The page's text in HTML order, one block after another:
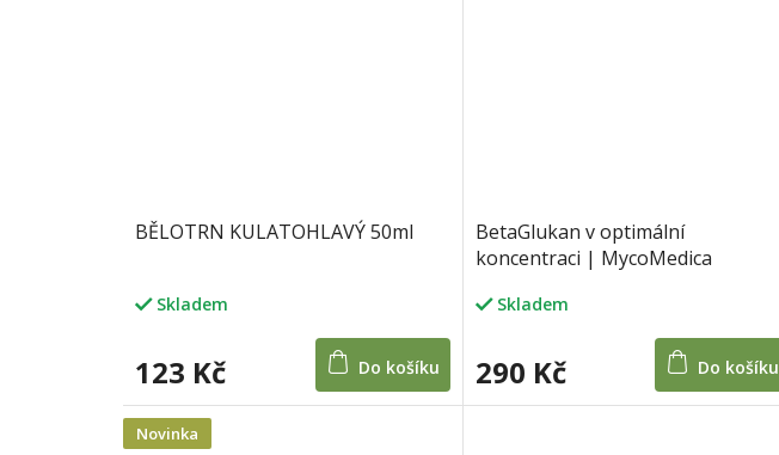
BĚLOTRN KULATOHLAVÝ 50ml
Skladem
123 Kč Do košíku
BetaGlukan v optimální
koncentraci | MycoMedica
Skladem
290 Kč Do košíku
Novinka